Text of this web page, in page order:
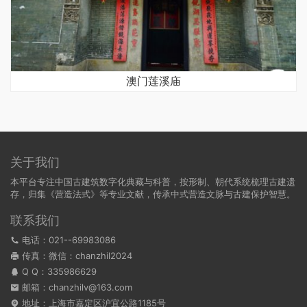
澳门莲溪庙
关于我们
本平台专注中国古建筑数字化典藏与科普，按形制、朝代系统梳理古建遗
存，归集《营造法式》等专业文献，传承中式营造文脉与古建保护智慧。
联系我们
电话：021--69983086
传真：微信：chanzhil2024
Q Q： 335986629
邮箱：chanzhilv@163.com
地址：上海市嘉定区沪宜公路1185号